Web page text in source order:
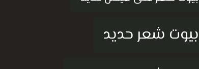
بيوت شعر حديد